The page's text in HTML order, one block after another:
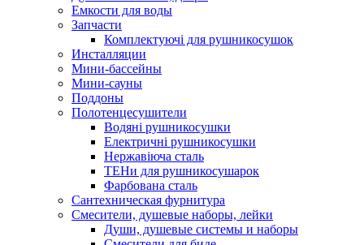
Емкости для воды
Запчасти
Комплектуючі для рушникосушок
Инсталляции
Мини-бассейны
Мини-сауны
Поддоны
Полотенцесушители
Водяні рушникосушки
Електричні рушникосушки
Нержавіюча сталь
ТЕНи для рушникосушарок
Фарбована сталь
Сантехническая фурнитура
Смесители, душевые наборы, лейки
Души, душевые системы и наборы